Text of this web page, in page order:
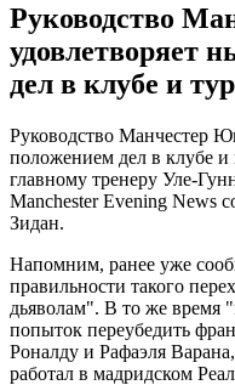
Руководство
удовлетворяет
дел в клубе и
Руководство Манчестер
положением дел в клубе и
главному тренеру Уле-
Manchester Evening News
Зидан.
Напомним, ранее уже
правильности такого
дьяволам". В то же время
попыток переубедить
Роналду и Рафаэля
работал в мадридском